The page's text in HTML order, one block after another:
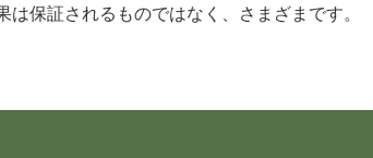
は保証されるものではなく、さまざまです。